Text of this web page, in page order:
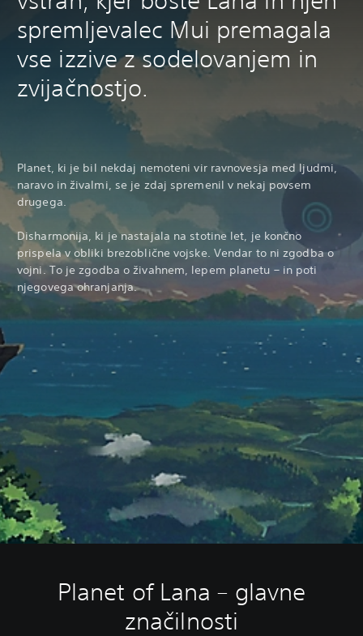
spremljevalec Mui premagala
vse izzive z sodelovanjem in
zvijačnostjo.
Planet, ki je bil nekdaj nemoteni vir ravnovesja med ljudmi,
naravo in živalmi, se je zdaj spremenil v nekaj povsem
drugega.
Disharmonija, ki je nastajala na stotine let, je končno
prispela v obliki brezoblične vojske. Vendar to ni zgodba o
vojni. To je zgodba o živahnem, lepem planetu – in poti
njegovega ohranjanja.
Planet of Lana – glavne
značilnosti